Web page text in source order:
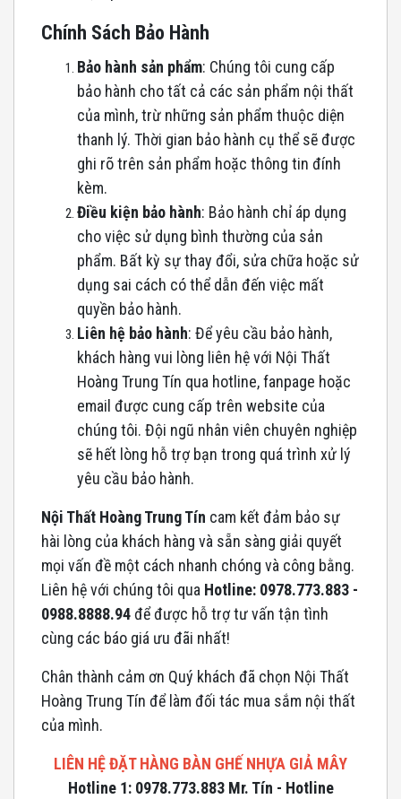
Chính Sách Bảo Hành
Bảo hành sản phẩm: Chúng tôi cung cấp
bảo hành cho tất cả các sản phẩm nội thất
của mình, trừ những sản phẩm thuộc diện
thanh lý. Thời gian bảo hành cụ thể sẽ được
ghi rõ trên sản phẩm hoặc thông tin đính
kèm.
Điều kiện bảo hành: Bảo hành chỉ áp dụng
cho việc sử dụng bình thường của sản
phẩm. Bất kỳ sự thay đổi, sửa chữa hoặc sử
dụng sai cách có thể dẫn đến việc mất
quyền bảo hành.
Liên hệ bảo hành: Để yêu cầu bảo hành,
khách hàng vui lòng liên hệ với Nội Thất
Hoàng Trung Tín qua hotline, fanpage hoặc
email được cung cấp trên website của
chúng tôi. Đội ngũ nhân viên chuyên nghiệp
sẽ hết lòng hỗ trợ bạn trong quá trình xử lý
yêu cầu bảo hành.
Nội Thất Hoàng Trung Tín cam kết đảm bảo sự
hài lòng của khách hàng và sẵn sàng giải quyết
mọi vấn đề một cách nhanh chóng và công bằng.
Liên hệ với chúng tôi qua Hotline: 0978.773.883 -
0988.8888.94để được hỗ trợ tư vấn tận tình
cùng các báo giá ưu đãi nhất!
Chân thành cảm ơn Quý khách đã chọn Nội Thất
Hoàng Trung Tín để làm đối tác mua sắm nội thất
của mình.
LIÊN HỆ ĐẶT HÀNG BÀN GHẾ NHỰA GIẢ MÂY
Hotline 1: 0978.773.883 Mr. Tín - Hotline